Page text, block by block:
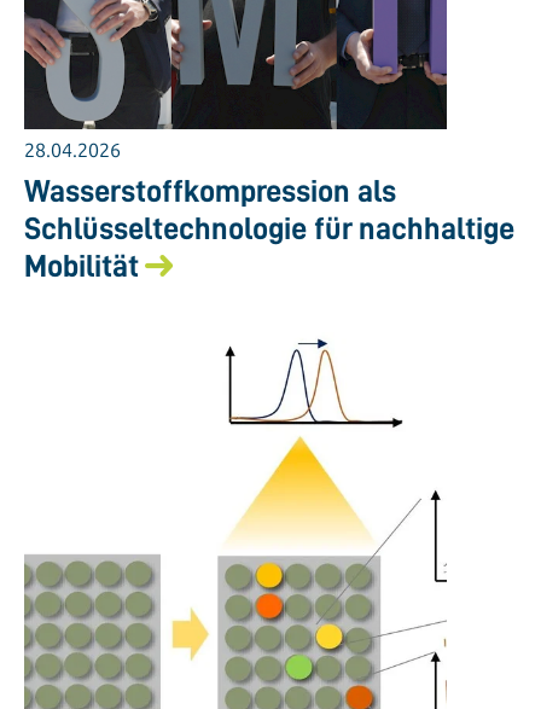
28.04.2026
Wasserstoffkompression als
Schlüsseltechnologie für nachhaltige
Mobilität